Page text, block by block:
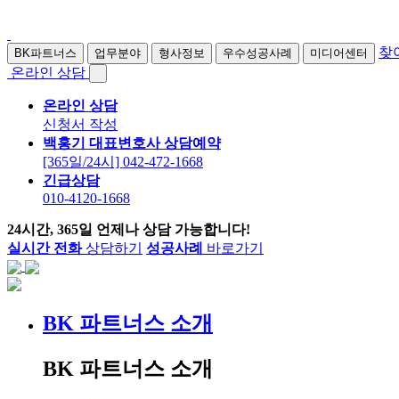
BK파트너스 업무분야 형사정보 우수성공사례 미디어센터
찾
온라인 상담
온라인 상담
신청서 작성
백홍기 대표변호사 상담예약
[365일/24시] 042-472-1668
긴급상담
010-4120-1668
24시간, 365일 언제나 상담 가능합니다!
실시간 전화상담하기 성공사례 바로가기
BK 파트너스 소개
BK 파트너스 소개